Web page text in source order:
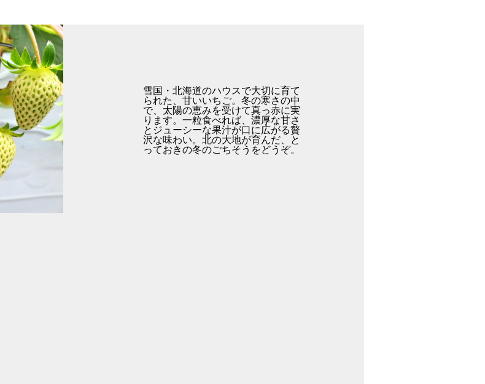
雪国・北海道のハウスで大切に育て
られた、甘いいちご。冬の寒さの中
で、太陽の恵みを受けて真っ赤に実
ります。一粒食べれば、濃厚な甘さ
とジューシーな果汁が口に広がる贅
沢な味わい。北の大地が育んだ、と
っておきの冬のごちそうをどうぞ。